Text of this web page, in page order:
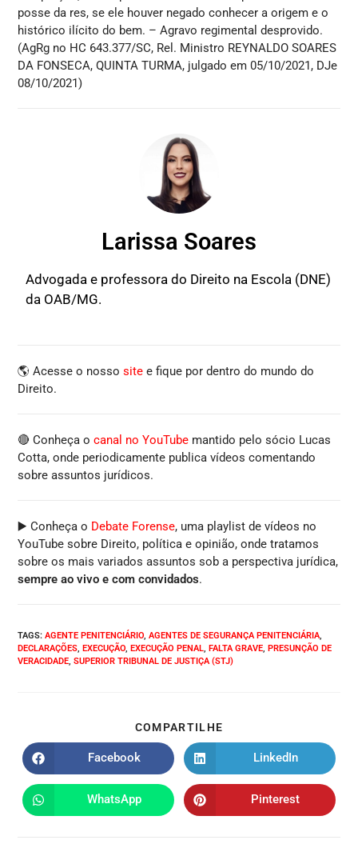
posse da res, se ele houver negado conhecer a origem e o
histórico ilícito do bem. – Agravo regimental desprovido.
(AgRg no HC 643.377/SC, Rel. Ministro REYNALDO SOARES
DA FONSECA, QUINTA TURMA, julgado em 05/10/2021, DJe
08/10/2021)
Larissa Soares
Advogada e professora do Direito na Escola (DNE)
da OAB/MG.
🌎 Acesse o nossosite e fique por dentro do mundo do
Direito.
🔴 Conheça ocanal no YouTube mantido pelo sócio Lucas
Cotta, onde periodicamente publica vídeos comentando
sobre assuntos jurídicos.
▶️ Conheça o Debate Forense, uma playlist de vídeos no
YouTube sobre Direito, política e opinião, onde tratamos
sobre os mais variados assuntos sob a perspectiva jurídica,
sempre ao vivo e com convidados.
TAGS:AGENTE PENITENCIÁRIO, AGENTES DE SEGURANÇA PENITENCIÁRIA,
DECLARAÇÕES, EXECUÇÃO, EXECUÇÃO PENAL, FALTA GRAVE, PRESUNÇÃO DE
VERACIDADE, SUPERIOR TRIBUNAL DE JUSTIÇA (STJ)
COMPARTILHE
Facebook LinkedIn
WhatsApp Pinterest